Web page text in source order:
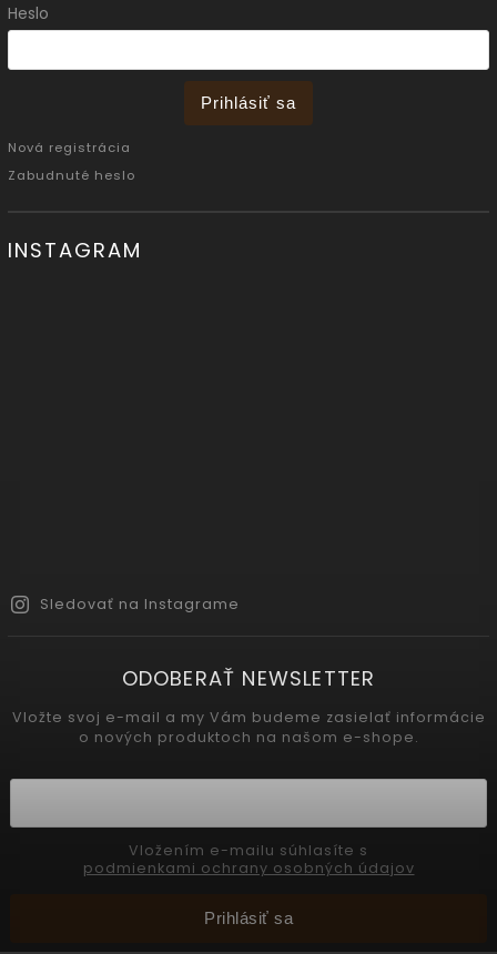
Heslo
Prihlásiť sa
Nová registrácia
Zabudnuté heslo
INSTAGRAM
Sledovať na Instagrame
ODOBERAŤ NEWSLETTER
Vložte svoj e-mail a my Vám budeme zasielať informácie
o nových produktoch na našom e-shope.
podmienkami ochrany osobných údajov
Prihlásiť sa